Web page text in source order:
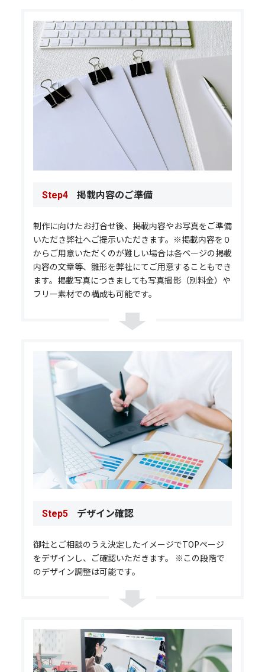
Step4 掲載内容のご準備
制作に向けたお打合せ後、掲載内容やお写真をご準備
いただき弊社へご提示いただきます。※掲載内容を０
からご用意いただくのが難しい場合は各ページの掲載
内容の文章等、雛形を弊社にてご用意することもでき
ます。掲載写真につきましても写真撮影（別料金）や
フリー素材での構成も可能です。
Step5 デザイン確認
御社とご相談のうえ決定したイメージでTOPページ
をデザインし、ご確認いただきます。 ※この段階で
のデザイン調整は可能です。